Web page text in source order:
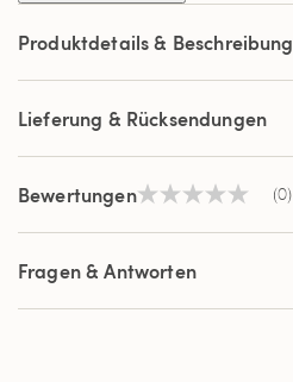
Produktdetails & Beschreibung
Lieferung & Rücksendungen
BewertungenKein
Link
derselben
(0)
Fragen & Antworten